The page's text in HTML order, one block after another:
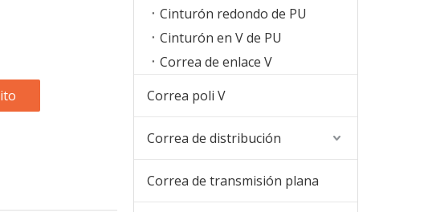
Cinturón redondo de PU
Cinturón en V de PU
Correa de enlace V
Correa poli V
Correa de distribución
Correa de transmisión plana